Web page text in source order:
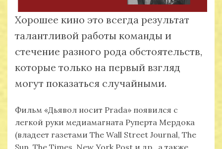
Хорошее кино это всегда результат
талантливой работы команды и
стечение разного рода обстоятельств,
которые только на первый взгляд
могут показаться случайными.
Фильм «Дьявол носит Prada» появился с
легкой руки медиамагната Руперта Мердока
(владеет газетами The Wall Street Journal, The